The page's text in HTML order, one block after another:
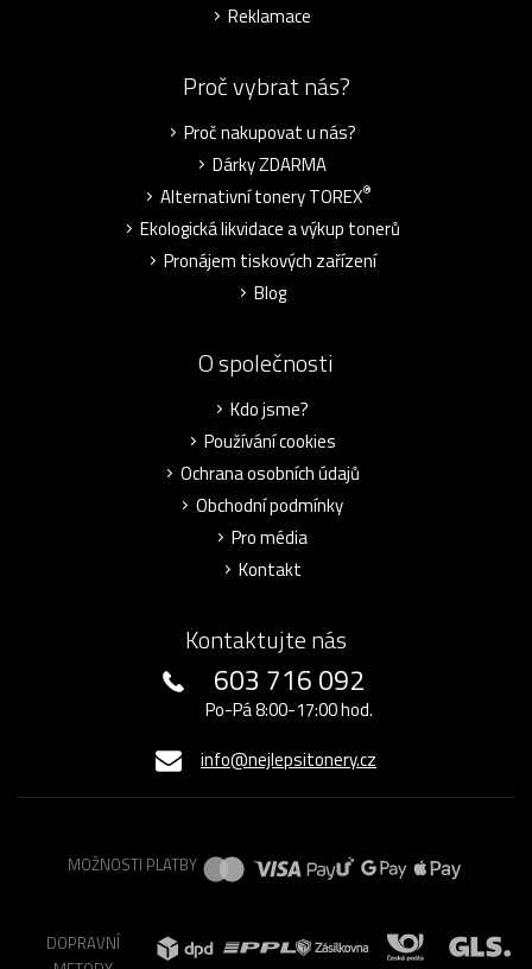
Reklamace
Proč vybrat nás?
Proč nakupovat u nás?
Dárky ZDARMA
Alternativní tonery TOREX®
Ekologická likvidace a výkup tonerů
Pronájem tiskových zařízení
Blog
O společnosti
Kdo jsme?
Používání cookies
Ochrana osobních údajů
Obchodní podmínky
Pro média
Kontakt
Kontaktujte nás
603 716 092
Po-Pá 8:00-17:00 hod.
info@nejlepsitonery.cz
MOŽNOSTI PLATBY
DOPRAVNÍ